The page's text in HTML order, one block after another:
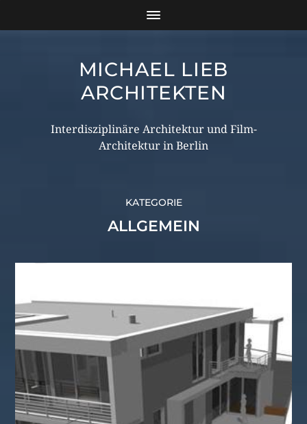
MICHAEL LIEB
ARCHITEKTEN
Interdisziplinäre Architektur und Film-
Architektur in Berlin
KATEGORIE
ALLGEMEIN